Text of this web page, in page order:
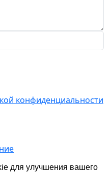
конфиденциальности
для улучшения вашего